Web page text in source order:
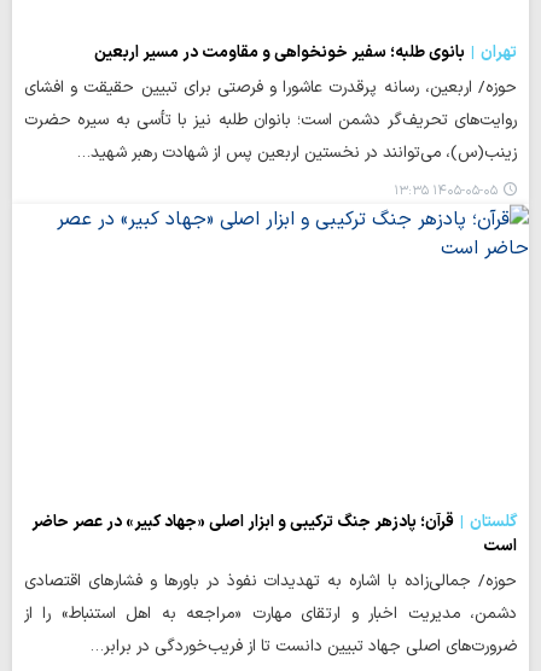
تهران
بانوی طلبه؛ سفیر خونخواهی و مقاومت در مسیر اربعین
حوزه/ اربعین، رسانه پرقدرت عاشورا و فرصتی برای تبیین حقیقت و افشای
روایت‌های تحریف‌گر دشمن است؛ بانوان طلبه نیز با تأسی به سیره حضرت
زینب(س)، می‌توانند در نخستین اربعین پس از شهادت رهبر شهید…
۱۴۰۵-۰۵-۰۵ ۱۳:۳۵
گلستان
قرآن؛ پادزهر جنگ ترکیبی و ابزار اصلی «جهاد کبیر» در عصر حاضر
است
حوزه/ جمالی‌زاده با اشاره به تهدیدات نفوذ در باورها و فشارهای اقتصادی
دشمن، مدیریت اخبار و ارتقای مهارت «مراجعه به اهل استنباط» را از
ضرورت‌های اصلی جهاد تبیین دانست تا از فریب‌خوردگی در برابر…